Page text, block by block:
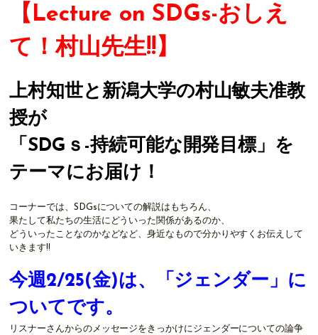
【Lecture on SDGs-おしえ
て！村山先生!!】
上村知世と新潟大学の村山敏夫准教
授が
「SDGｓ-持続可能な開発目標」を
テーマにお届け！
コーナーでは、SDGsについての解説はもちろん、
果たして私たちの生活にどういった関係があるのか、
どういったことなのかなどなど、身近なもので分かりやすくお伝えして
いきます!!
今週2/25(金)は、「ジェンダー」に
ついてです。
リスナーさんからのメッセージをきっかけにジェンダーについての論争